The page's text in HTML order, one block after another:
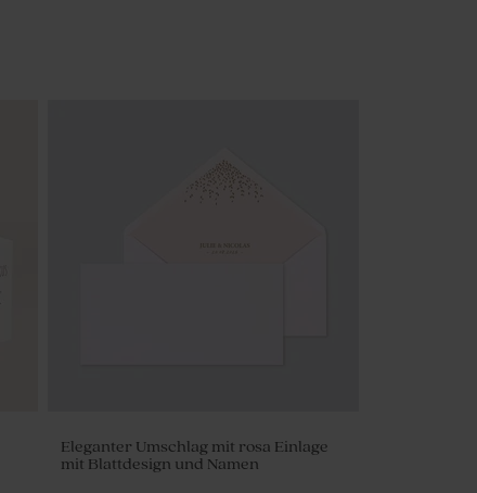
Eleganter Umschlag mit rosa Einlage
mit Blattdesign und Namen